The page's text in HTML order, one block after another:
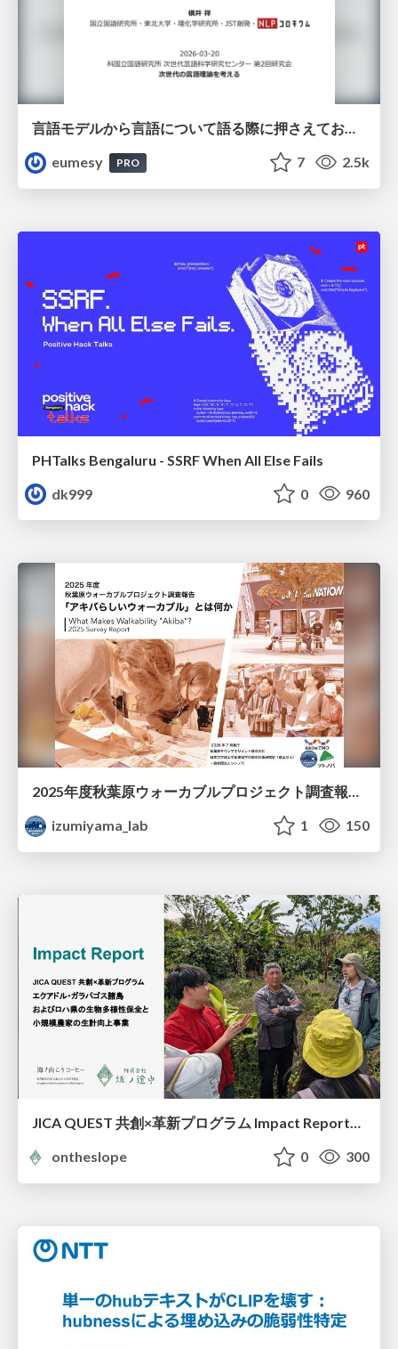
言語モデルから言語について語る際に押さえておきたいこと
eumesy
PRO 7 2.5k
PHTalks Bengaluru - SSRF When All Else Fails
dk999
0 960
2025年度秋葉原ウォーカブルプロジェクト調査報告 「アキバらしいウォーカブル」とは何か
izumiyama_lab
1 150
JICA QUEST 共創×革新プログラム Impact Report（海ノ向こうコーヒー）
ontheslope
0 300